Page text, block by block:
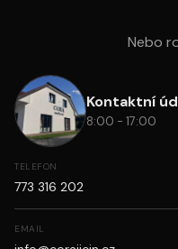
Nebo
Kontaktní
8:00 - 17:00
TELEFON
773 316 202
EMAIL